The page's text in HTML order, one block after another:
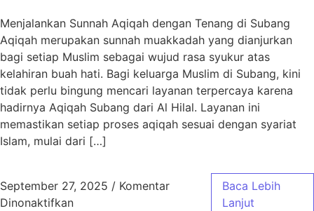
Menjalankan Sunnah Aqiqah dengan Tenang di Subang
Aqiqah merupakan sunnah muakkadah yang dianjurkan
bagi setiap Muslim sebagai wujud rasa syukur atas
kelahiran buah hati. Bagi keluarga Muslim di Subang, kini
tidak perlu bingung mencari layanan terpercaya karena
hadirnya Aqiqah Subang dari Al Hilal. Layanan ini
memastikan setiap proses aqiqah sesuai dengan syariat
Islam, mulai dari […]
September 27, 2025 / Komentar
Dinonaktifkanpada Aqiqah Subang Sesuai Syariat dengan
Baca Lebih
Lanjut